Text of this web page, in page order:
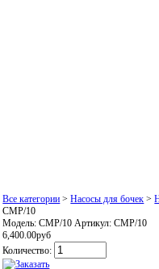
Все категории >Насосы для бочек >
CMP/10
Модель: CMP/10 Артикул: CMP/10
6,400.00руб
Количество: